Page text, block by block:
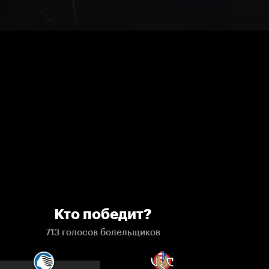
Кто победит?
713 голосов болельщиков